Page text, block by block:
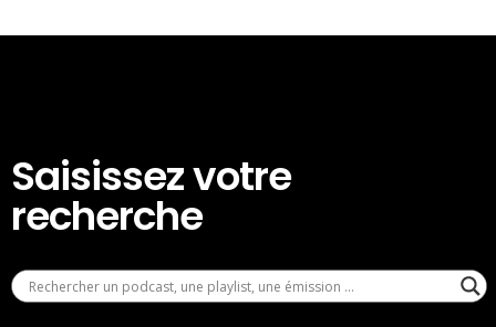
Saisissez votre
recherche